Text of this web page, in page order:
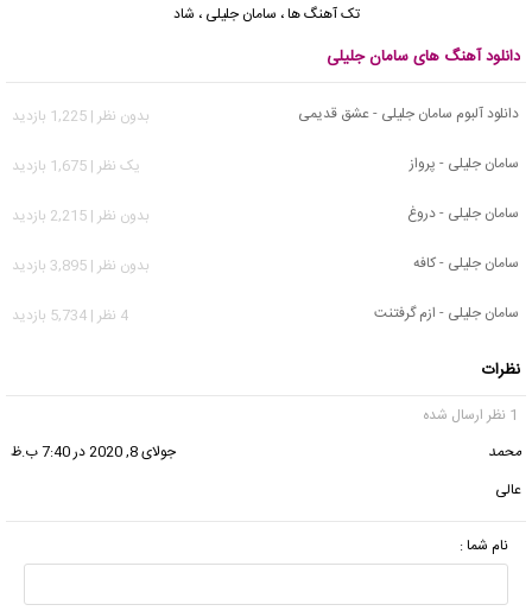
تک آهنگ ها، سامان جلیلی ، شاد
دانلود آهنگ های سامان جلیلی
دانلود آلبوم سامان جلیلی - عشق قدیمی
بدون نظر | 1,225 بازدید
سامان جلیلی - پرواز
يک نظر | 1,675 بازدید
سامان جلیلی - دروغ
بدون نظر | 2,215 بازدید
سامان جلیلی - کافه
بدون نظر | 3,895 بازدید
سامان جلیلی - ازم گرفتنت
4 نظر | 5,734 بازدید
نظرات
1 نظر ارسال شده
محمد
جولای 8, 2020 در 7:40 ب.ظ
عالی
نام شما :